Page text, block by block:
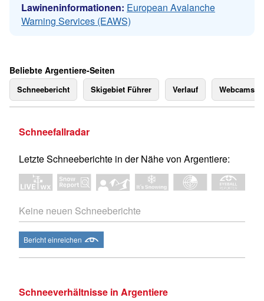
Lawineninformationen: European Avalanche
Warning Services (EAWS)
Beliebte Argentiere-Seiten
Schneebericht Skigebiet Führer Verlauf Webcams
Schneefallradar
Letzte Schneeberichte in der Nähe von Argentiere:
Keine neuen Schneeberichte
Bericht einreichen
Schneeverhältnisse in Argentiere